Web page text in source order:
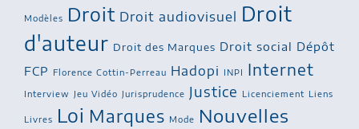
Modèles Droit Droit audiovisuel Droit
d'auteur Droit des Marques Droit social Dépôt
FCP
Florence Cottin-Perreau Hadopi INPI Internet
Interview Jeu Vidéo Jurisprudence Justice Licenciement Liens
Livres Loi Marques Mode
Nouvelles